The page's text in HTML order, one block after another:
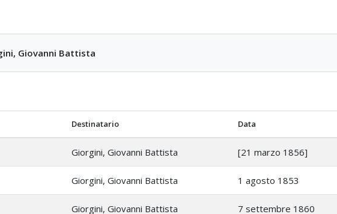
Giovanni Battista
Destinatario Data
Giorgini, Giovanni Battista [21 marzo 1856]
Giorgini, Giovanni Battista 1 agosto 1853
Giorgini, Giovanni Battista 7 settembre 1860